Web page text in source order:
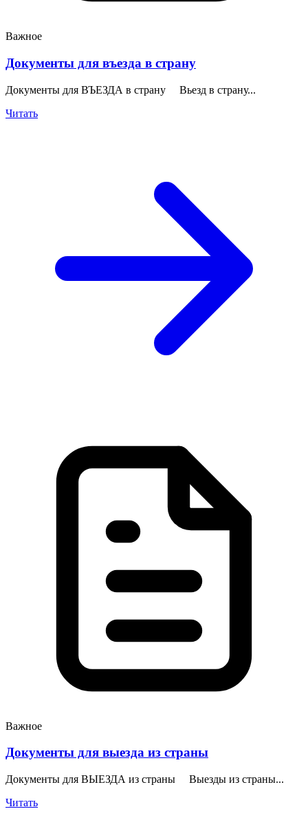
Важное
Документы для въезда в страну
Документы для ВЪЕЗДА в страну Вьезд в страну...
Читать
Важное
Документы для выезда из страны
Документы для ВЫЕЗДА из страны Выезды из страны...
Читать